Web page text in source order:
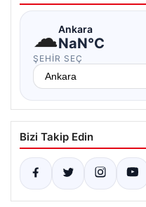
☁Ankara
NaN°C
ŞEHIR SEÇ
Bizi Takip Edin